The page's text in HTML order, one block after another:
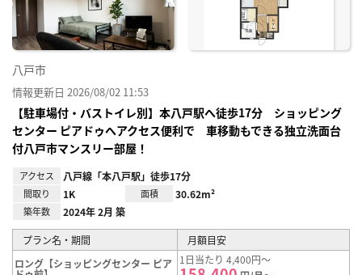
八戸市
情報更新日 2026/08/02 11:53
【駐車場付・バストイレ別】本八戸駅へ徒歩17分 ショッピング
センター ピアドゥへアクセス便利で 車移動もできる独立洗面台
付八戸市マンスリー部屋！
アクセス 八戸線「本八戸駅」徒歩17分
間取り 1K 面積 30.62m²
築年数 2024年 2月 築
プラン名・期間
月額目安
ロング【ショッピングセンター ピア 1日当たり 4,400円～